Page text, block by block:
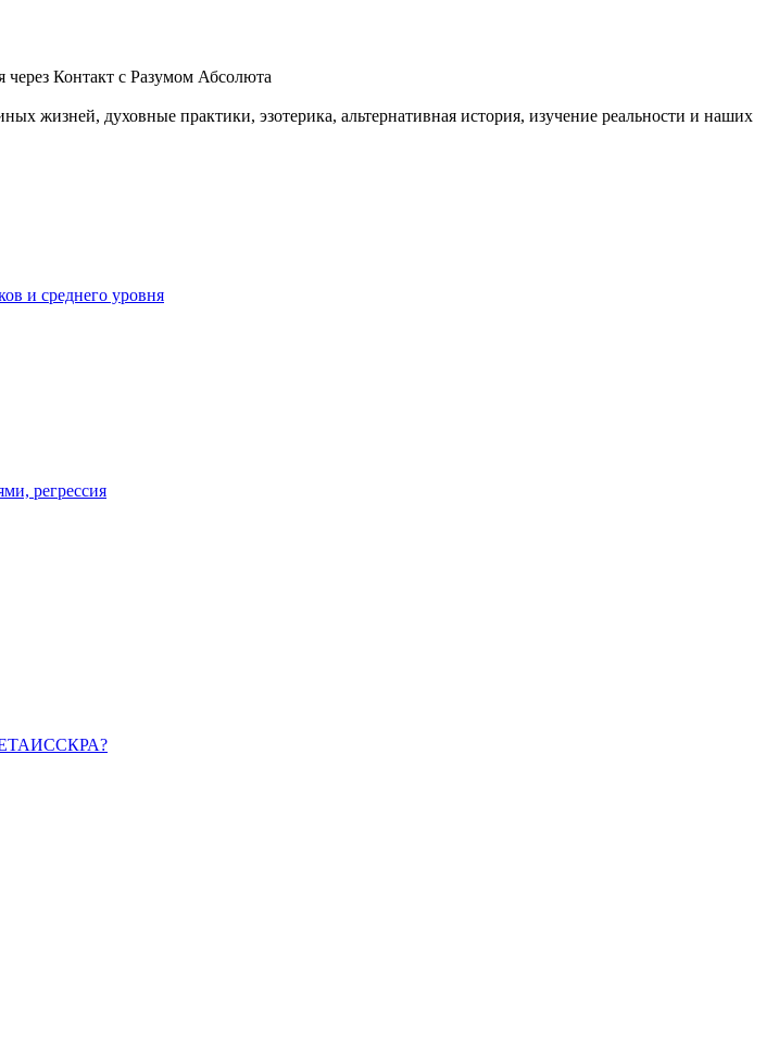
Контакт с Разумом Абсолюта
жизней, духовные практики, эзотерика, альтернативная история, изучение реальности и наших
и среднего уровня
регрессия